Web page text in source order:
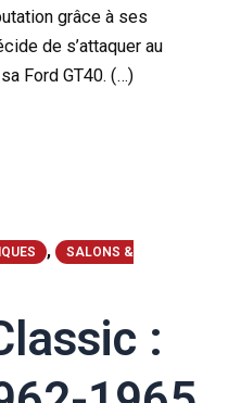
grâce à ses
de s’attaquer au
Ford GT40. (…)
,
SALONS &
: